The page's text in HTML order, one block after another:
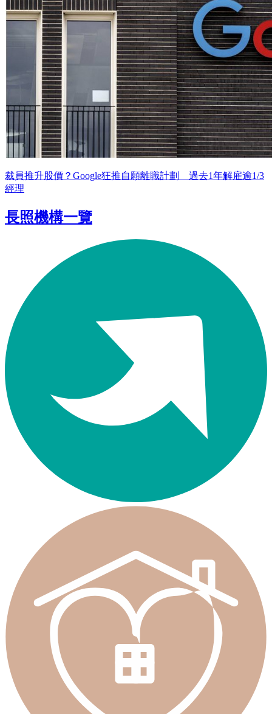
裁員推升股價？Google狂推自願離職計劃 過去1年解雇逾1/3
經理
長照機構一覽